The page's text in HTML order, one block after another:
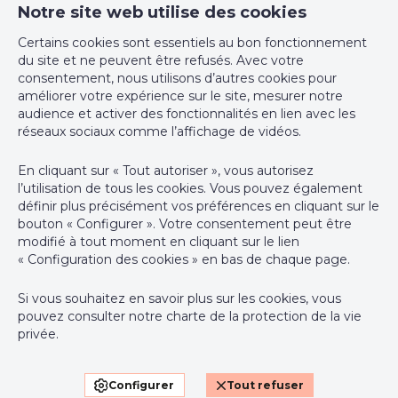
Affectation urbanistique zone verte
Type
d'intimation
pas de correction juridique ou mesure
administrative imposée
Attestation du sol Oui
Certificat d'électricité (oui/non) oui, conforme
Certificat amiante (obligatoire pour tous les biens
Certificat amiante (obligatoire pour tous les
biens construits avant 2001) (datetime)
24/11/2022
Certificat amiante (obligatoire pour tous les
biens construits avant 2001) (details)
Notre site web utilise des cookies
Certains cookies sont essentiels au bon fonctionnement
du site et ne peuvent être refusés. Avec votre
consentement, nous utilisons d’autres cookies pour
améliorer votre expérience sur le site, mesurer notre
audience et activer des fonctionnalités en lien avec les
réseaux sociaux comme l’affichage de vidéos.
En cliquant sur « Tout autoriser », vous autorisez
l’utilisation de tous les cookies. Vous pouvez également
définir plus précisément vos préférences en cliquant sur le
bouton « Configurer ». Votre consentement peut être
modifié à tout moment en cliquant sur le lien
« Configuration des cookies » en bas de chaque page.
Si vous souhaitez en savoir plus sur les cookies, vous
pouvez consulter notre charte de la protection de la vie
privée.
Configurer Tout refuser
1000 Bruxelles
+32 2 762 05 00
support@webulous.be
Agent immobilier intermédiaire agréé IPI sous le numéro 999
999 en Belgique - N° entreprise : TVA BE-0000.111.222
Instance de contrôle: Institut professionnel des agents
immobiliers, rue du Luxembourg 16B, 1000 Bruxelles (+32 2 505
38 50 - info@ipi.be) - Soumis au
code déontologique de l’ IPI
RC professionnelle et cautionnement via AXA Belgium SA,